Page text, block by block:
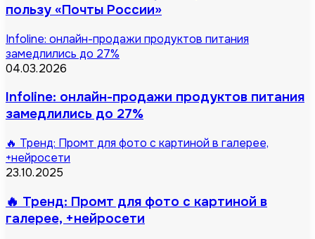
пользу «Почты России»
Infoline: онлайн-продажи продуктов питания
замедлились до 27%
04.03.2026
Infoline: онлайн-продажи продуктов питания
замедлились до 27%
🔥 Тренд: Промт для фото с картиной в галерее,
+нейросети
23.10.2025
🔥 Тренд: Промт для фото с картиной в
галерее, +нейросети